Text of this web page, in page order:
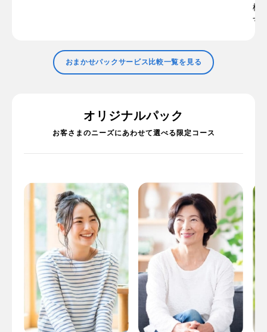
標
す
オリジナルパック
お客さまのニーズにあわせて選べる限定コース
おまかせパックサービス比較一覧を見る